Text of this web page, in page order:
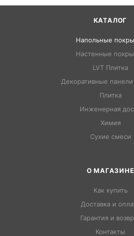
КАТАЛОГ
Напольные
Настенные
LVT Плитка
Декоративные
Плитка
Инженерная
Химия
Сухие смеси
О МАГАЗИНЕ
Как купить
Доставка и
Гарантия и
Контакты